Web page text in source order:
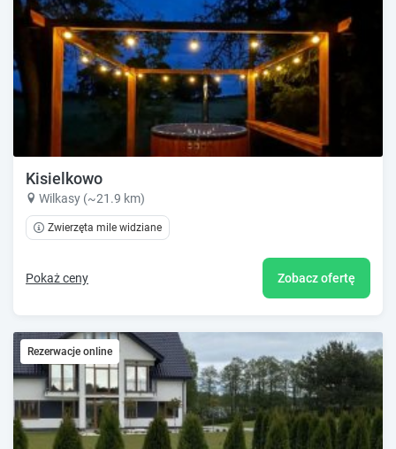
Kisielkowo
Wilkasy (~21.9 km)
Zwierzęta mile widziane
Pokaż ceny Zobacz ofertę
Rezerwacje online